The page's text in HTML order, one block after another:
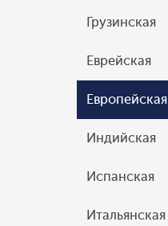
Грузинская
Еврейская
Европейская
Индийская
Испанская
Итальянская